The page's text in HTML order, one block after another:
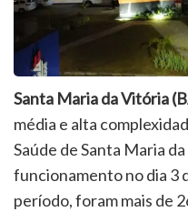
Santa Maria da Vitória
média e alta
Saúde de Santa Maria
funcionamento no dia 3
período, foram mais de